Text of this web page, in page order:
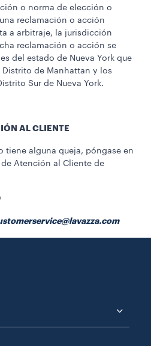
o norma de elección o
reclamación o acción
a arbitraje, la jurisdicción
reclamación o acción se
del estado de Nueva York que
de Manhattan y los
Sur de Nueva York.
AL CLIENTE
tiene alguna queja, póngase en
Atención al Cliente de